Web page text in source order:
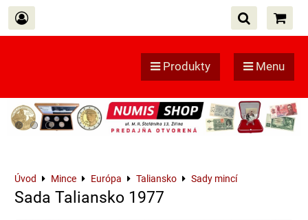
Produkty Menu
Úvod Mince Európa Taliansko Sady mincí
Sada Taliansko 1977